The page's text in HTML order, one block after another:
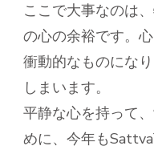
ここで大事なのは
の心の余裕です。
衝動的なものにな
しまいます。
平静な心を持って
めに、今年も